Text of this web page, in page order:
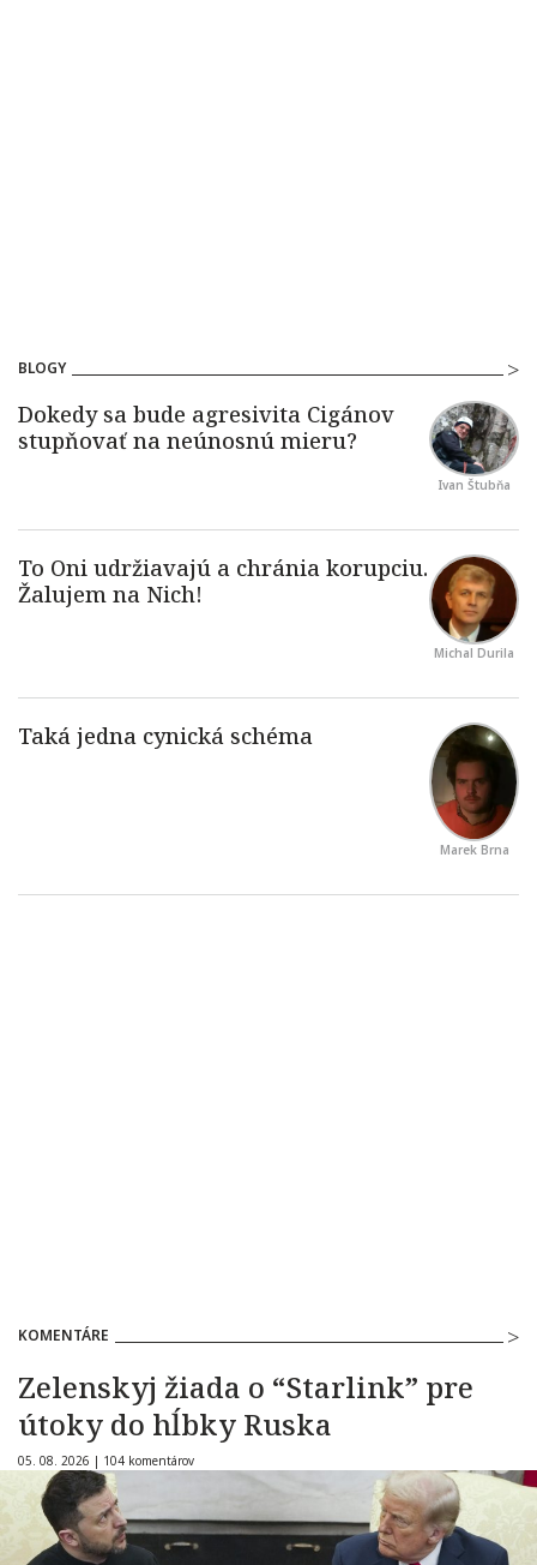
BLOGY
Ivan Štubňa
Michal Durila
Marek Brna
KOMENTÁRE
Zelenskyj žiada o “Starlink” pre
útoky do hĺbky Ruska
05. 08. 2026 | 104 komentárov